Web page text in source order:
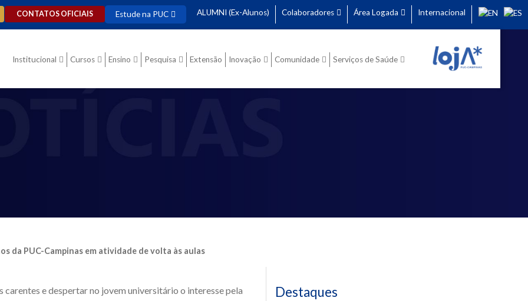
CONTATOS OFICIAIS Estude na PUC ALUMNI (Ex-Alunos) Colaboradores Área Logada Internacional
Institucional Cursos Ensino Pesquisa Extensão Inovação Comunidade Serviços de Saúde
da PUC-Campinas em atividade de volta às aulas
e despertar no jovem universitário o interesse pela
Destaques